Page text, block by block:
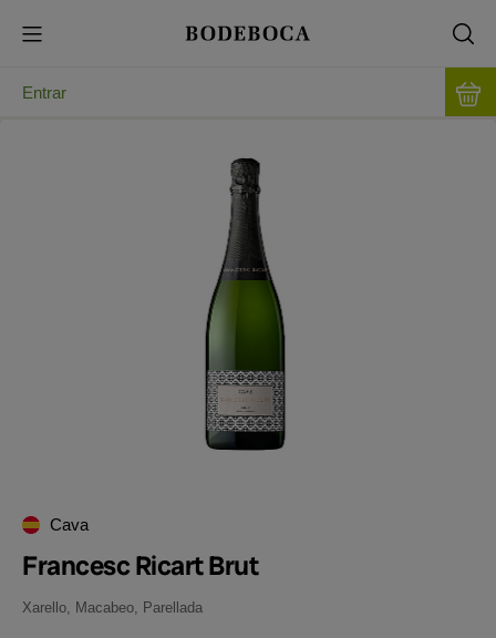
Entrar
Cava
Francesc Ricart Brut
Xarello, Macabeo, Parellada